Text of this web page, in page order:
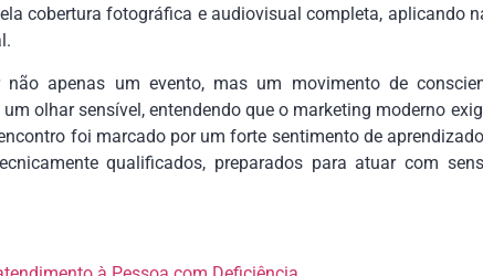
cobertura fotográfica e audiovisual completa, aplicando
apenas um evento, mas um movimento de
olhar sensível, entendendo que o marketing moderno
foi marcado por um forte sentimento de
qualificados, preparados para atuar com